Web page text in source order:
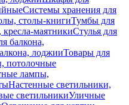
Системы хранения для
столы-книгиТумбы для
кресла-маятникиСтулья для
балкона,
лоджииТовары для
потолочные
лампы,
Настенные светильники,
светильникиУличные